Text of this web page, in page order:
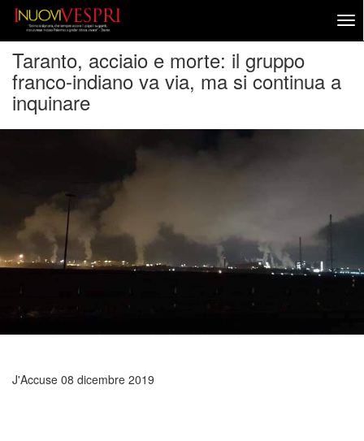
Taranto, acciaio e morte: il gruppo
franco-indiano va via, ma si continua a
inquinare
J'Accuse 08 dicembre 2019